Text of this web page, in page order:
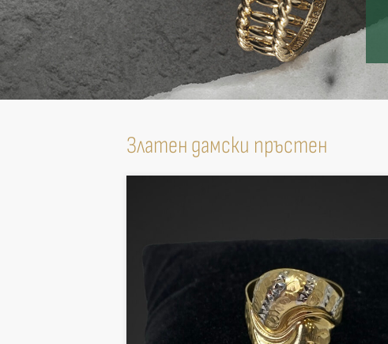
Златен дамски пръстен